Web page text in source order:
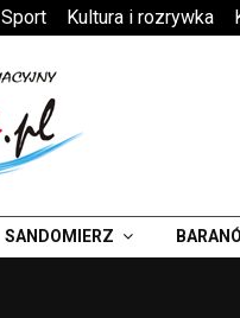
Sport Kultura i rozrywka
SANDOMIERZ